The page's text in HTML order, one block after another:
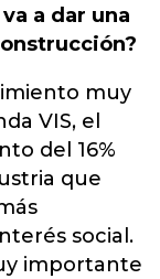
a dar una
muy
VIS, el
del 16%
que
social.
importante